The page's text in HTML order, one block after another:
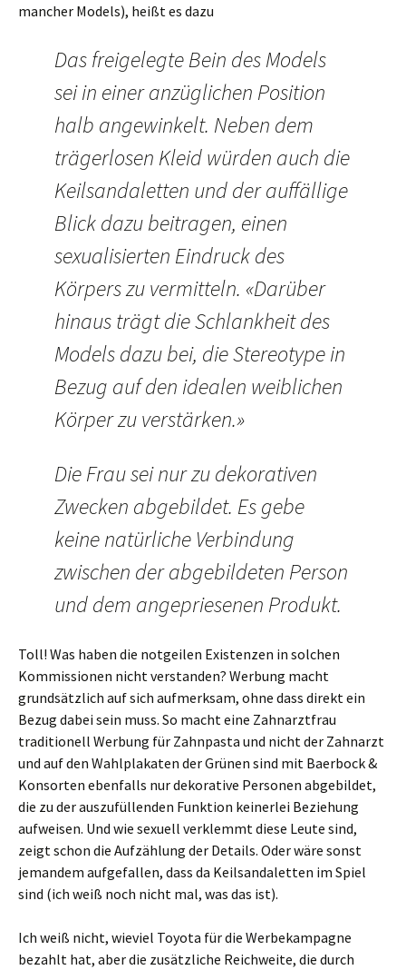
mancher Models), heißt es dazu
Das freigelegte Bein des Models
sei in einer anzüglichen Position
halb angewinkelt. Neben dem
trägerlosen Kleid würden auch die
Keilsandaletten und der auffällige
Blick dazu beitragen, einen
sexualisierten Eindruck des
Körpers zu vermitteln. «Darüber
hinaus trägt die Schlankheit des
Models dazu bei, die Stereotype in
Bezug auf den idealen weiblichen
Körper zu verstärken.»
Die Frau sei nur zu dekorativen
Zwecken abgebildet. Es gebe
keine natürliche Verbindung
zwischen der abgebildeten Person
und dem angepriesenen Produkt.
Toll! Was haben die notgeilen Existenzen in solchen
Kommissionen nicht verstanden? Werbung macht
grundsätzlich auf sich aufmerksam, ohne dass direkt ein
Bezug dabei sein muss. So macht eine Zahnarztfrau
traditionell Werbung für Zahnpasta und nicht der Zahnarzt
und auf den Wahlplakaten der Grünen sind mit Baerbock &
Konsorten ebenfalls nur dekorative Personen abgebildet,
die zu der auszufüllenden Funktion keinerlei Beziehung
aufweisen. Und wie sexuell verklemmt diese Leute sind,
zeigt schon die Aufzählung der Details. Oder wäre sonst
jemandem aufgefallen, dass da Keilsandaletten im Spiel
sind (ich weiß noch nicht mal, was das ist).
Ich weiß nicht, wieviel Toyota für die Werbekampagne
bezahlt hat, aber die zusätzliche Reichweite, die durch